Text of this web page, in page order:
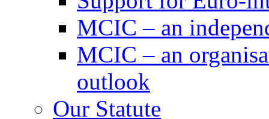
MCIC – an
MCIC – an
outlook
Our Statute